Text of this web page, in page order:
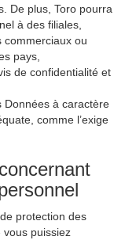
De plus, Toro pourra
à des filiales,
commerciaux ou
pays,
de confidentialité et
Données à caractère
comme l’exige
protection des
vous puissiez